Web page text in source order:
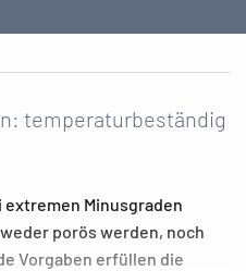
temperaturbeständig
extremen Minusgraden
porös werden, noch
Vorgaben erfüllen die